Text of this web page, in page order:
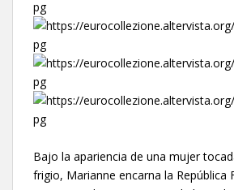
Bajo la apariencia de una mujer
frigio, Marianne encarna la República